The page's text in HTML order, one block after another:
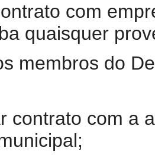
com
quaisquer
membros do
contrato com a